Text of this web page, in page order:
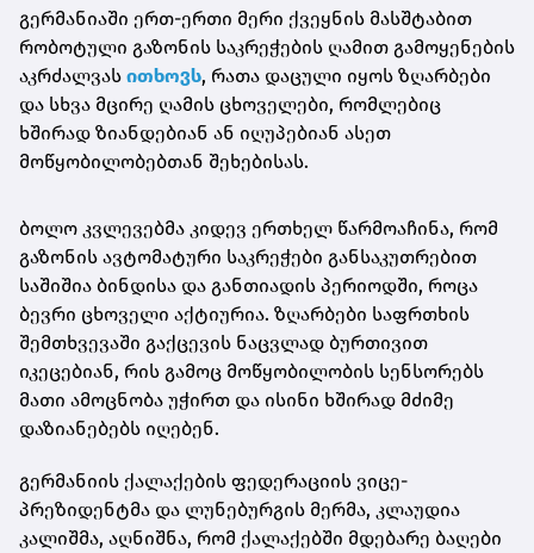
გერმანიაში ერთ-ერთი მერი ქვეყნის მასშტაბით
რობოტული გაზონის საკრეჭების ღამით გამოყენების
აკრძალვას ითხოვს, რათა დაცული იყოს ზღარბები
და სხვა მცირე ღამის ცხოველები, რომლებიც
ხშირად ზიანდებიან ან იღუპებიან ასეთ
მოწყობილობებთან შეხებისას.
ბოლო კვლევებმა კიდევ ერთხელ წარმოაჩინა, რომ
გაზონის ავტომატური საკრეჭები განსაკუთრებით
საშიშია ბინდისა და განთიადის პერიოდში, როცა
ბევრი ცხოველი აქტიურია. ზღარბები საფრთხის
შემთხვევაში გაქცევის ნაცვლად ბურთივით
იკეცებიან, რის გამოც მოწყობილობის სენსორებს
მათი ამოცნობა უჭირთ და ისინი ხშირად მძიმე
დაზიანებებს იღებენ.
გერმანიის ქალაქების ფედერაციის ვიცე-
პრეზიდენტმა და ლუნებურგის მერმა, კლაუდია
კალიშმა, აღნიშნა, რომ ქალაქებში მდებარე ბაღები